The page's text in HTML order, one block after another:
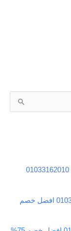
الشركة الالمانية لمكافحة الحشرات في المنيل 01033162010
شركة مكافحة حشرات في القطامية 01033162010 افضل خصم